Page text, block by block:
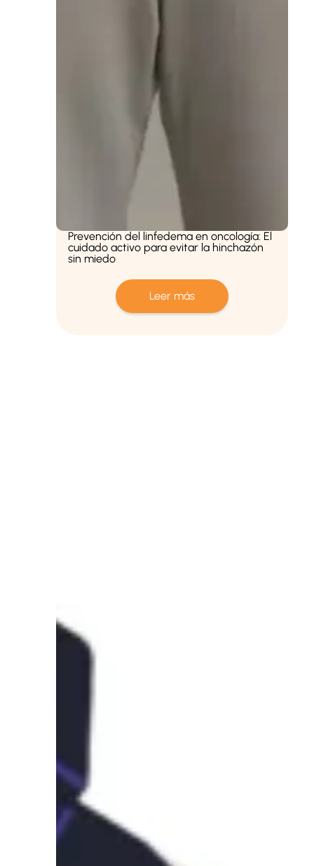
Prevención del linfedema en oncología: El
cuidado activo para evitar la hinchazón
sin miedo
Leer más